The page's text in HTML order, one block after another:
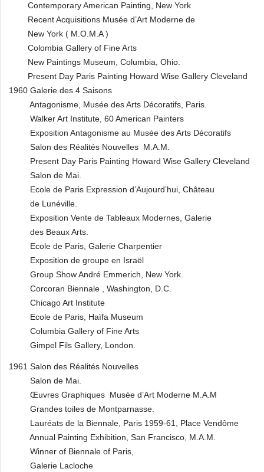
Contemporary American Painting, New York
Recent Acquisitions Musée d’Art Moderne de
New York ( M.O.M.A )
Colombia Gallery of Fine Arts
New Paintings Museum, Columbia, Ohio.
Present Day Paris Painting Howard Wise Gallery Cleveland
1960 Galerie des 4 Saisons
Antagonisme, Musée des Arts Décoratifs, Paris.
Walker Art Institute, 60 American Painters
Exposition Antagonisme au Musée des Arts Décoratifs
Salon des Réalités Nouvelles M.A.M.
Present Day Paris Painting Howard Wise Gallery Cleveland
Salon de Mai.
Ecole de Paris Expression d’Aujourd’hui, Château
de Lunéville.
Exposition Vente de Tableaux Modernes, Galerie
des Beaux Arts.
Ecole de Paris, Galerie Charpentier
Exposition de groupe en Israël
Group Show André Emmerich, New York.
Corcoran Biennale , Washington, D.C.
Chicago Art Institute
Ecole de Paris, Haïfa Museum
Columbia Gallery of Fine Arts
Gimpel Fils Gallery, London.
1961 Salon des Réalités Nouvelles
Salon de Mai.
Œuvres Graphiques Musée d’Art Moderne M.A.M
Grandes toiles de Montparnasse.
Lauréats de la Biennale, Paris 1959-61, Place Vendôme
Annual Painting Exhibition, San Francisco, M.A.M.
Winner of Biennale of Paris,
Galerie Lacloche